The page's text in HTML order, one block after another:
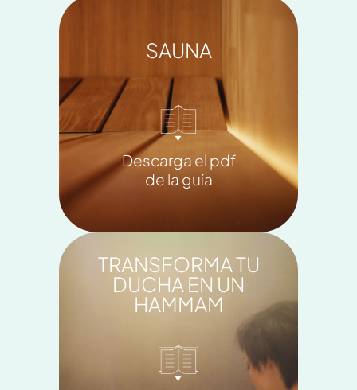
SAUNA
Descarga el pdf
de la guía
TRANSFORMA TU
DUCHA EN UN
HAMMAM